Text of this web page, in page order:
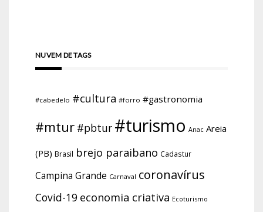
NUVEM DE TAGS
#cabedelo #cultura #forro #gastronomia
#mtur #pbtur #turismo Anac Areia
(PB) Brasil brejo paraibano Cadastur
Campina Grande Carnaval coronavírus
Covid-19 economia criativa Ecoturismo